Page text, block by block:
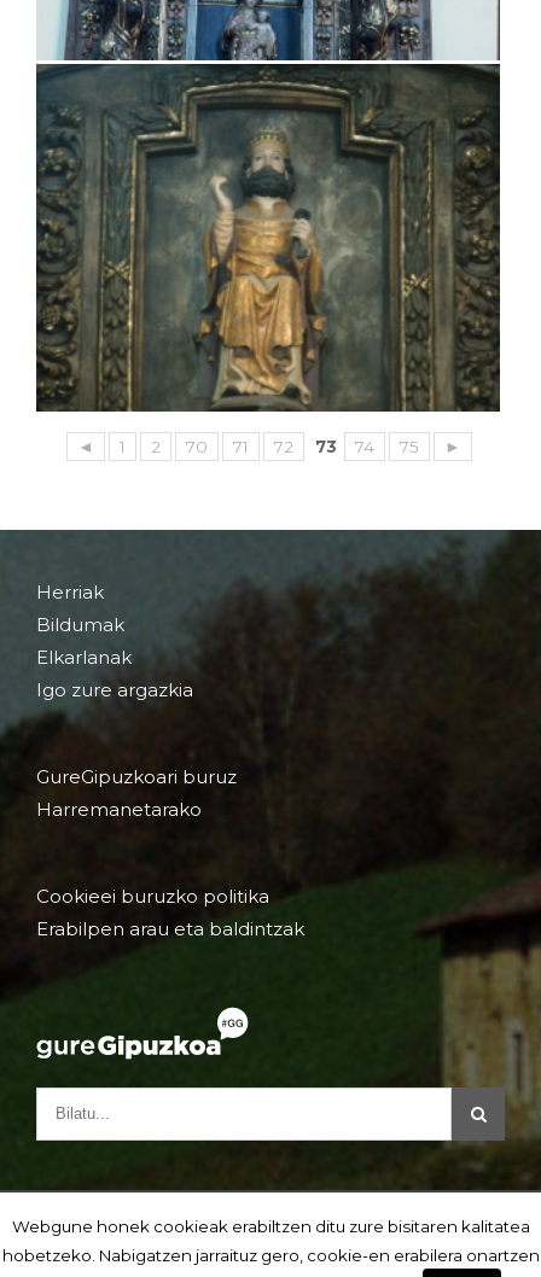
◄ 1 2 70 71 72 73 74 75 ►
Herriak
Bildumak
Elkarlanak
Igo zure argazkia
GureGipuzkoari buruz
Harremanetarako
Cookieei buruzko politika
Erabilpen arau eta baldintzak
Webgune honek cookieak erabiltzen ditu zure bisitaren kalitatea
hobetzeko. Nabigatzen jarraituz gero, cookie-en erabilera onartzen